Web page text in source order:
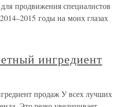
продвижения специалистов
годы на моих глазах
ингредиент
продаж У всех лучших